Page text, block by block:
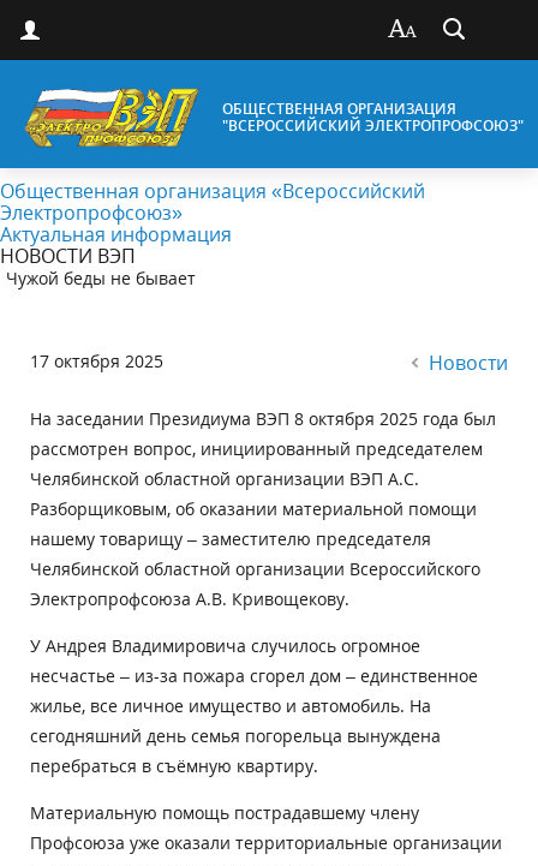
ОБЩЕСТВЕННАЯ ОРГАНИЗАЦИЯ
"ВСЕРОССИЙСКИЙ ЭЛЕКТРОПРОФСОЮЗ"
Общественная организация «Всероссийский
Электропрофсоюз»
Актуальная информация
НОВОСТИ ВЭП
Чужой беды не бывает
17 октября 2025 Новости
На заседании Президиума ВЭП 8 октября 2025 года был
рассмотрен вопрос, инициированный председателем
Челябинской областной организации ВЭП А.С.
Разборщиковым, об оказании материальной помощи
нашему товарищу – заместителю председателя
Челябинской областной организации Всероссийского
Электропрофсоюза А.В. Кривощекову.
У Андрея Владимировича случилось огромное
несчастье – из-за пожара сгорел дом – единственное
жилье, все личное имущество и автомобиль. На
сегодняшний день семья погорельца вынуждена
перебраться в съёмную квартиру.
Материальную помощь пострадавшему члену
Профсоюза уже оказали территориальные организации